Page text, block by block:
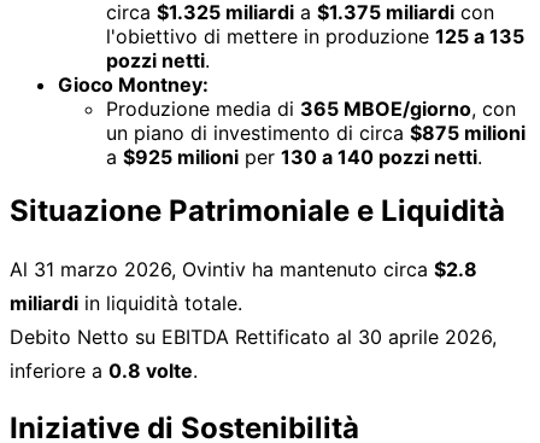
circa $1.325 miliardi a $1.375 miliardi con
l'obiettivo di mettere in produzione 125 a 135
pozzi netti.
Gioco Montney:
Produzione media di 365 MBOE/giorno, con
un piano di investimento di circa $875 milioni
a $925 milioni per 130 a 140 pozzi netti.
Situazione Patrimoniale e Liquidità
Al 31 marzo 2026, Ovintiv ha mantenuto circa $2.8
miliardi in liquidità totale.
Debito Netto su EBITDA Rettificato al 30 aprile 2026,
inferiore a 0.8 volte.
Iniziative di Sostenibilità